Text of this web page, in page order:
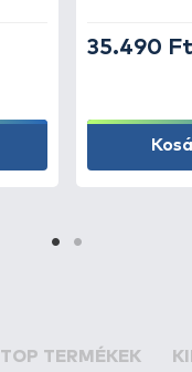
35.490 Ft
TOP TERMÉKEK